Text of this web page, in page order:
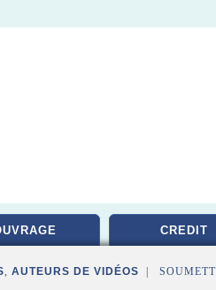
CREDIT
, AUTEURS DE VIDÉOS |